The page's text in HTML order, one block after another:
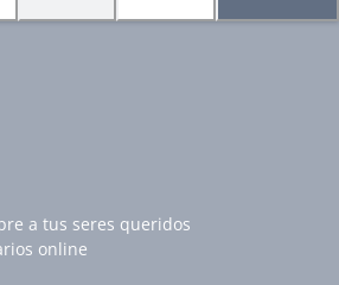
a tus seres queridos
online